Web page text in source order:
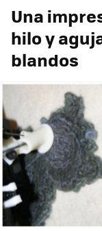
Una
hilo y
blandos